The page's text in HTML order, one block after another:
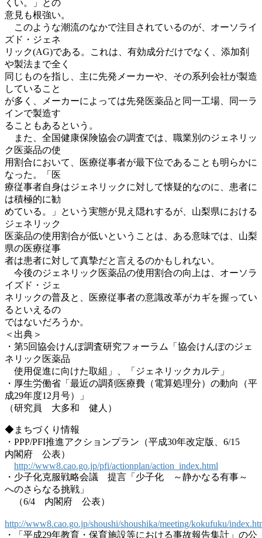
くい。」との
意見も根強い。
このような潮流のなかで注目されているのが、オーソライ
ズド・ジェネ
リック(AG)である。これは、有効成分だけでなく、添加剤
や製法まで全く
同じものを指し、主に先発メーカーや、その系列会社が製造
していること
が多く、メーカーによっては先発医薬品と同一工場、同一ラ
インで製造す
ることもあるという。
また、全国健康保険協会の調査では、職業別のジェネリッ
ク医薬品の使
用割合において、医療従事者が最下位であることも明らかに
なった。「医
療従事者自身はジェネリックに対して懐疑的なのに、患者に
は積極的に勧
めている。」という実態が見え隠れするが、山梨県における
ジェネリック
医薬品の使用割合が低いということは、ある意味では、山梨
県の医療従事
者は患者に対して真摯だと言えるのかもしれない。
今後のジェネリック医薬品の使用割合の向上は、オーソラ
イズド・ジェ
ネリックの普及と、医療従事者の意識改革がカギを握ってい
るといえるの
ではないだろうか。
＜出典＞
・第5回協会けんぽ調査研究フォーラム「協会けんぽのジェ
ネリック医薬品
使用促進に向けた取組」、「ジェネリックカルテ」
・厚生労働省「最近の調剤医療費（電算処理分）の動向（平
成29年度12月号）」
（研究員 大多和 健人）
◆まちづくり情報
・PPP/PFI推進アクションプラン（平成30年改定版、6/15
内閣府 公表）
http://www8.cao.go.jp/pfi/actionplan/action_index.html
・少子化克服戦略会議 提言「少子化 ～静かなる有事～
へのさらなる挑戦」
（6/4 内閣府 公表）
http://www8.cao.go.jp/shoushi/shoushika/meeting/kokufuku/
・「平成29年教育・保育施設等における事故報告集計」の公